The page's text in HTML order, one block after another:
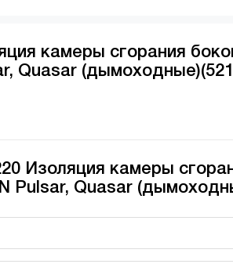
камеры сгорания
Quasar
Изоляция камеры
Pulsar, Quasar